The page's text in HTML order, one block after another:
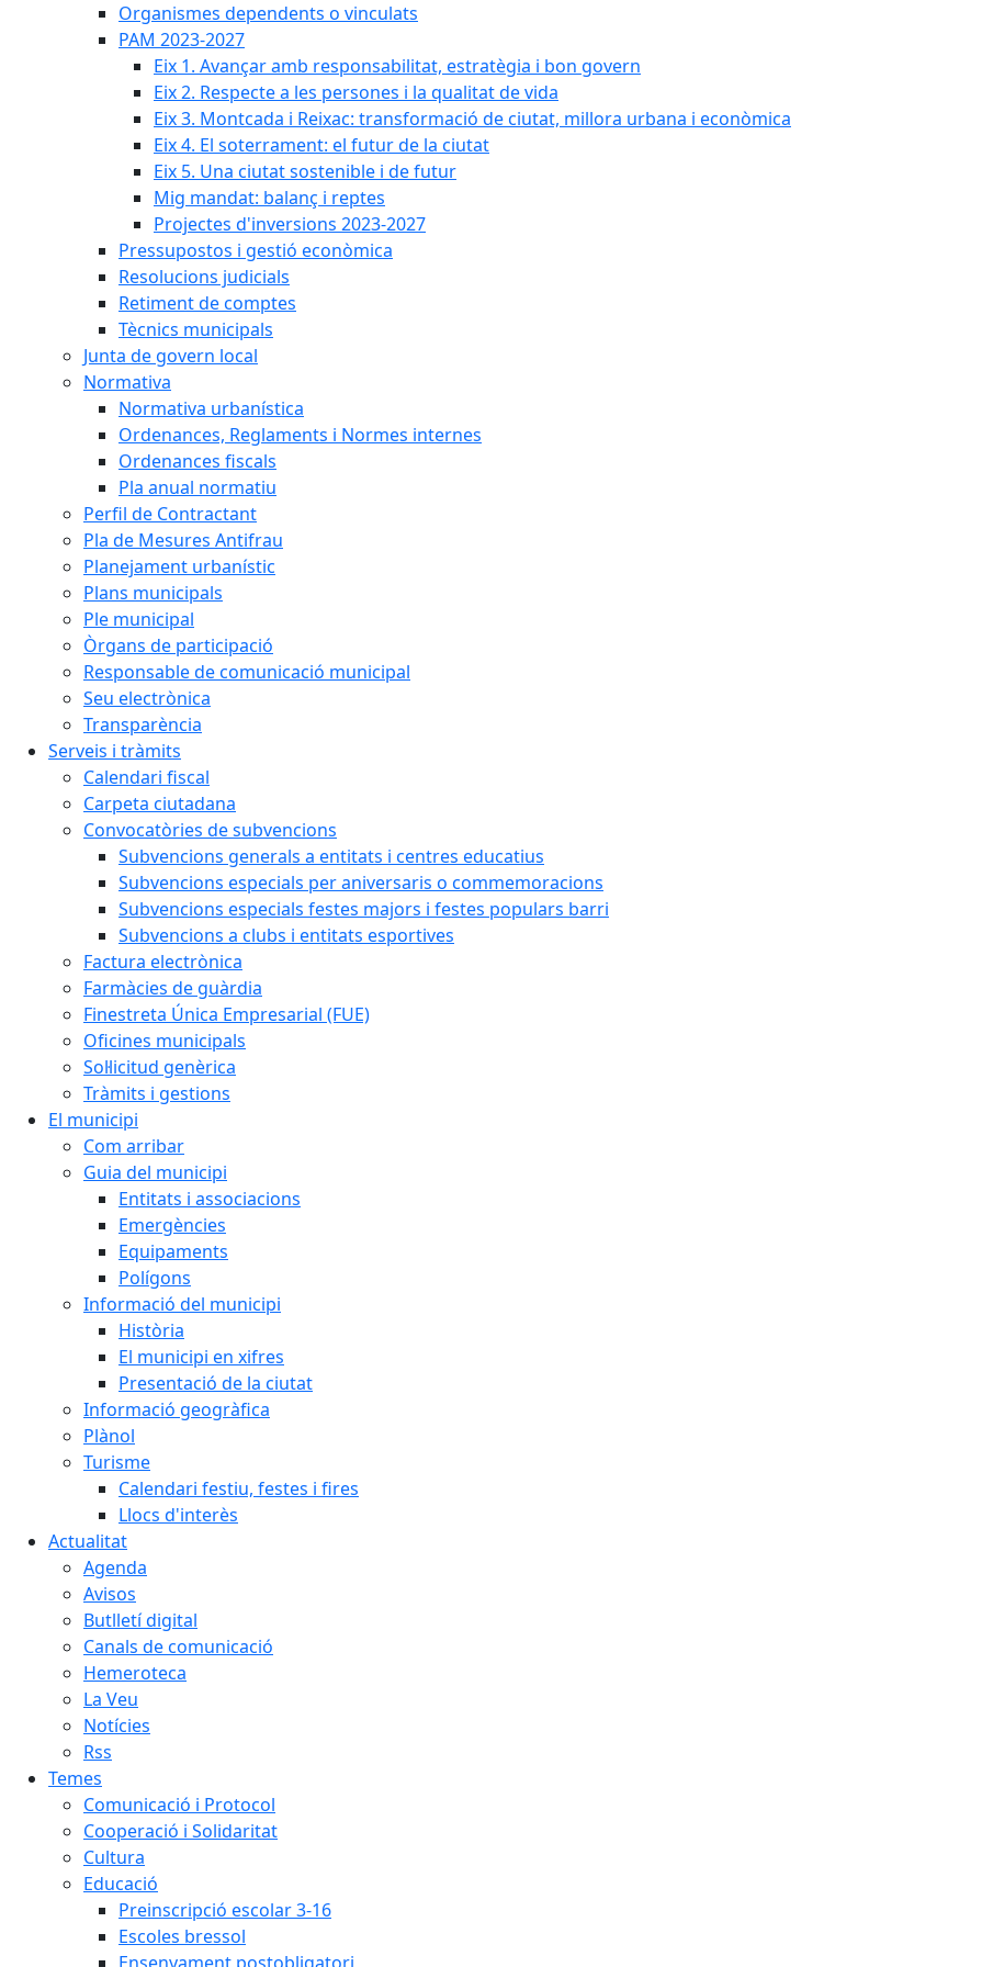
Organismes dependents o vinculats
PAM 2023-2027
Eix 1. Avançar amb responsabilitat, estratègia i bon govern
Eix 2. Respecte a les persones i la qualitat de vida
Eix 3. Montcada i Reixac: transformació de ciutat, millora urbana i econòmica
Eix 4. El soterrament: el futur de la ciutat
Eix 5. Una ciutat sostenible i de futur
Mig mandat: balanç i reptes
Projectes d'inversions 2023-2027
Pressupostos i gestió econòmica
Resolucions judicials
Retiment de comptes
Tècnics municipals
Junta de govern local
Normativa
Normativa urbanística
Ordenances, Reglaments i Normes internes
Ordenances fiscals
Pla anual normatiu
Perfil de Contractant
Pla de Mesures Antifrau
Planejament urbanístic
Plans municipals
Ple municipal
Òrgans de participació
Responsable de comunicació municipal
Seu electrònica
Transparència
Serveis i tràmits
Calendari fiscal
Carpeta ciutadana
Convocatòries de subvencions
Subvencions generals a entitats i centres educatius
Subvencions especials per aniversaris o commemoracions
Subvencions especials festes majors i festes populars barri
Subvencions a clubs i entitats esportives
Factura electrònica
Farmàcies de guàrdia
Finestreta Única Empresarial (FUE)
Oficines municipals
Sol·licitud genèrica
Tràmits i gestions
El municipi
Com arribar
Guia del municipi
Entitats i associacions
Emergències
Equipaments
Polígons
Informació del municipi
Història
El municipi en xifres
Presentació de la ciutat
Informació geogràfica
Plànol
Turisme
Calendari festiu, festes i fires
Llocs d'interès
Actualitat
Agenda
Avisos
Butlletí digital
Canals de comunicació
Hemeroteca
La Veu
Notícies
Rss
Temes
Comunicació i Protocol
Cooperació i Solidaritat
Cultura
Educació
Preinscripció escolar 3-16
Escoles bressol